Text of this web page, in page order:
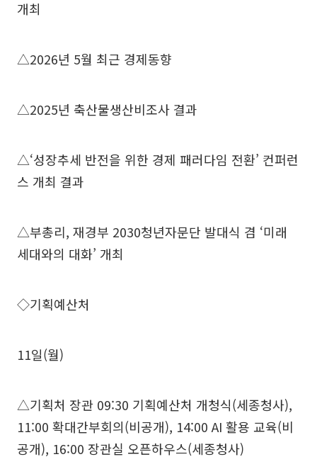
개최
△2026년 5월 최근 경제동향
△2025년 축산물생산비조사 결과
△‘성장추세 반전을 위한 경제 패러다임 전환’ 컨퍼런
스 개최 결과
△부총리, 재경부 2030청년자문단 발대식 겸 ‘미래
세대와의 대화’ 개최
◇기획예산처
11일(월)
△기획처 장관 09:30 기획예산처 개청식(세종청사),
11:00 확대간부회의(비공개), 14:00 AI 활용 교육(비
공개), 16:00 장관실 오픈하우스(세종청사)